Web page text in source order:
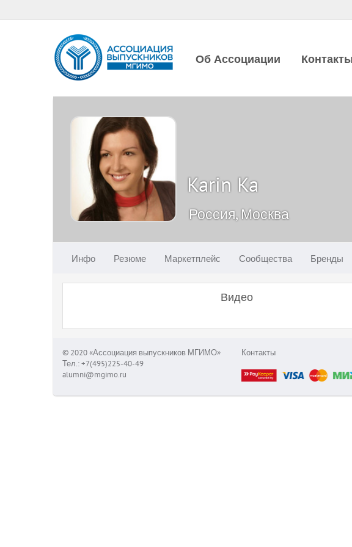
Об Ассоциации Контакты
Karin Ka
Россия, Москва
Инфо Резюме Маркетплейс Сообщества Бренды
Видео
© 2020 «Ассоциация выпускников МГИМО»
Тел.: +7(495)225-40-49
alumni@mgimo.ru
Контакты